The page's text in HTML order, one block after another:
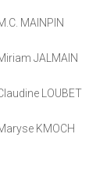
MAINPIN
JALMAIN
LOUBET
KMOCH